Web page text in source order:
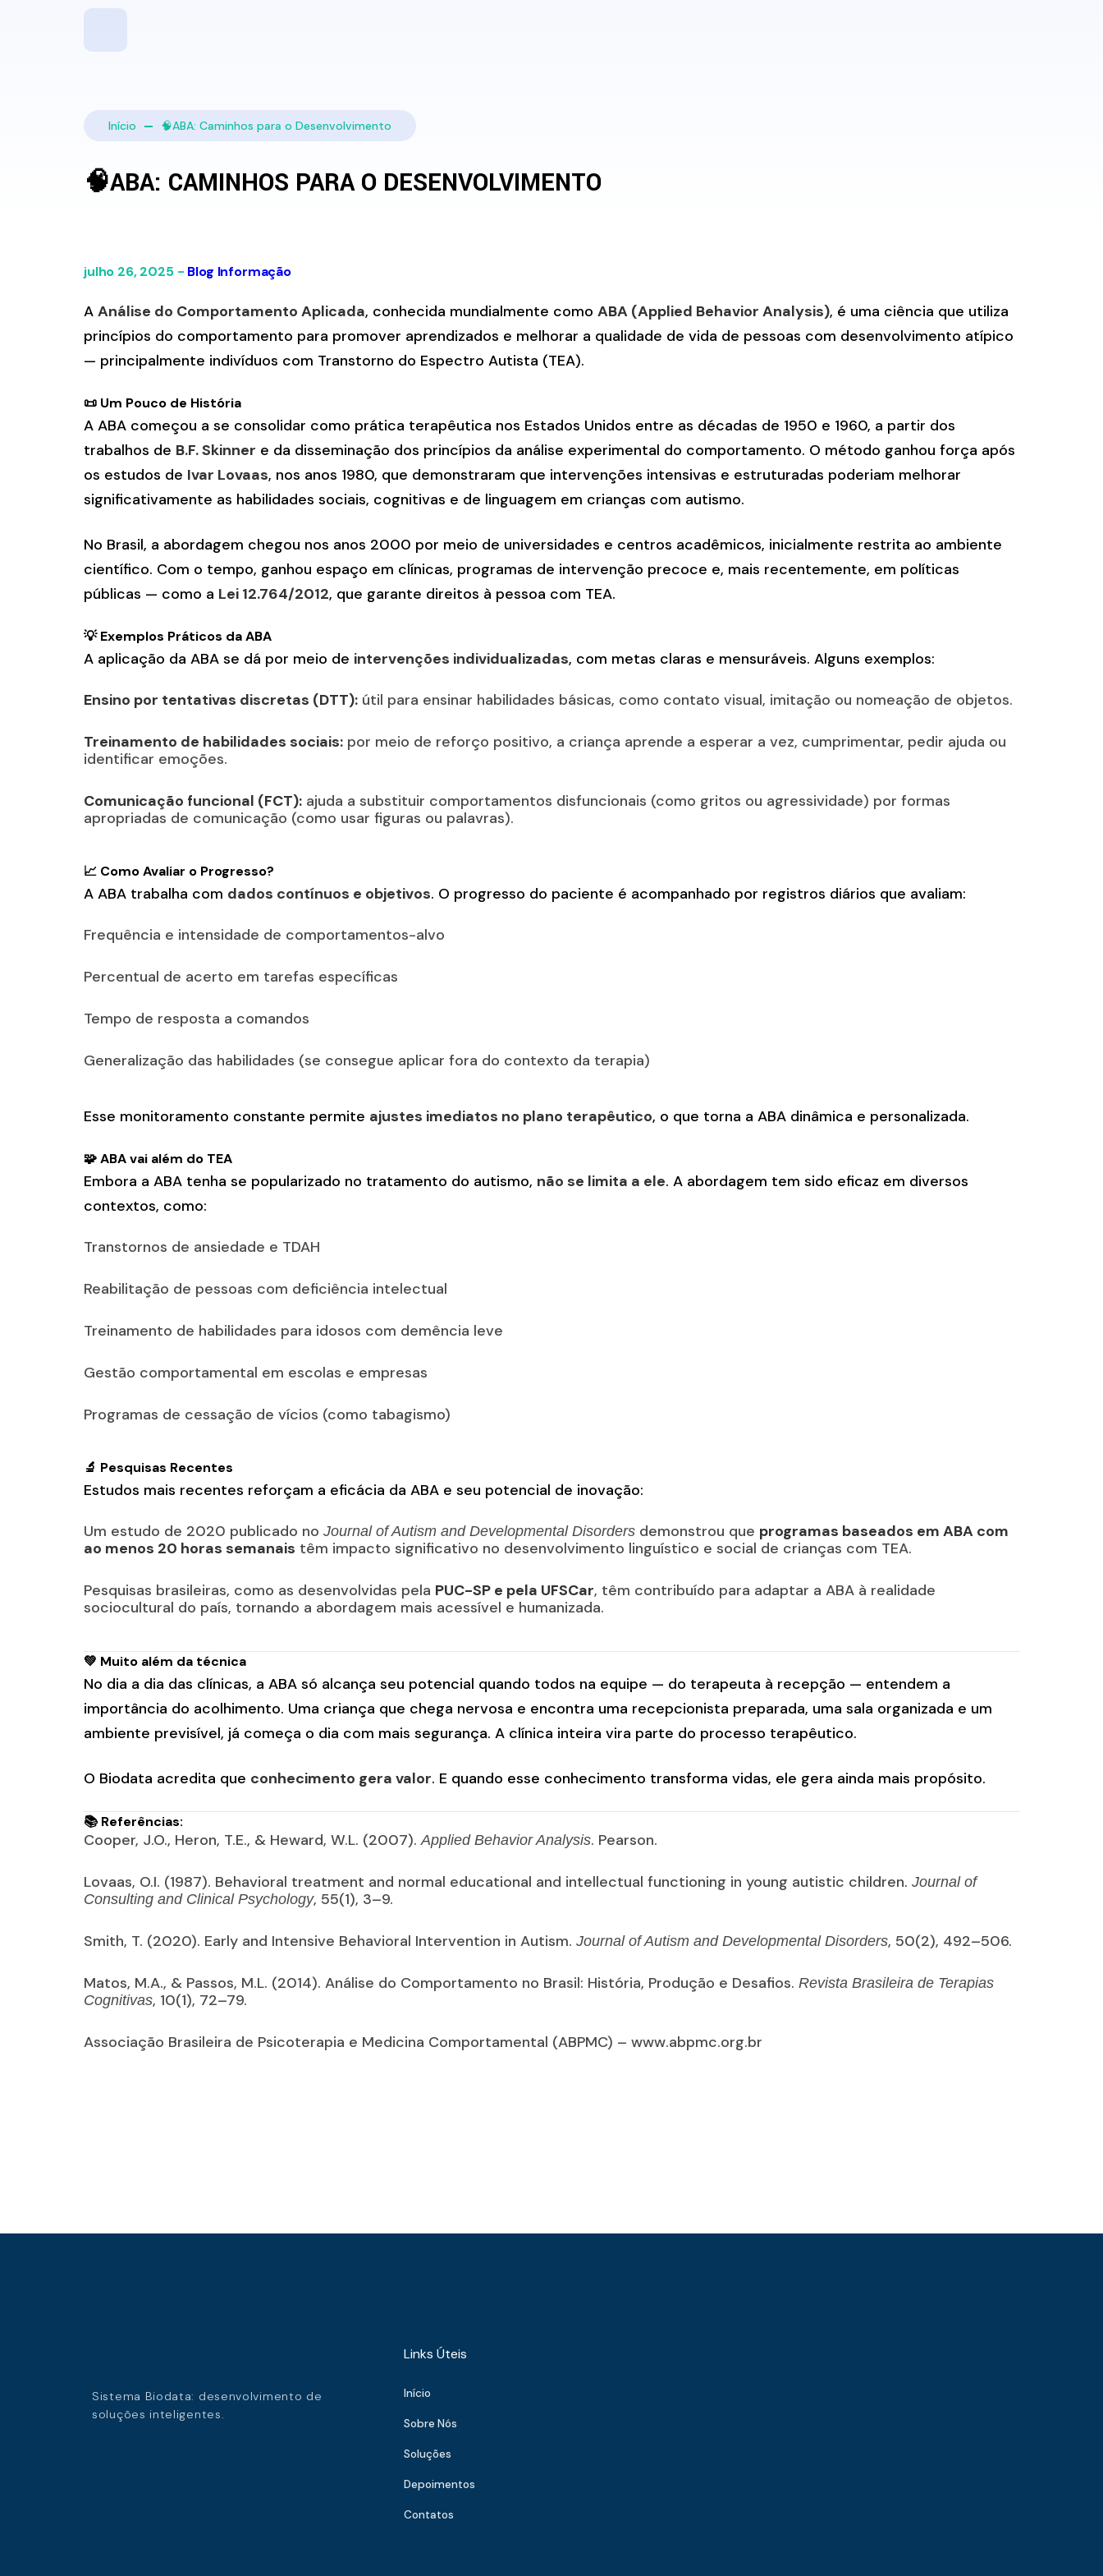
Início 🧠ABA: Caminhos para o Desenvolvimento
🧠ABA: CAMINHOS PARA O DESENVOLVIMENTO
julho 26, 2025 - Blog Informação
A Análise do Comportamento Aplicada, conhecida mundialmente como ABA (Applied Behavior Analysis), é uma ciência que utiliza
princípios do comportamento para promover aprendizados e melhorar a qualidade de vida de pessoas com desenvolvimento atípico
— principalmente indivíduos com Transtorno do Espectro Autista (TEA).
📜 Um Pouco de História
A ABA começou a se consolidar como prática terapêutica nos Estados Unidos entre as décadas de 1950 e 1960, a partir dos
trabalhos de B.F. Skinner e da disseminação dos princípios da análise experimental do comportamento. O método ganhou força após
os estudos de Ivar Lovaas, nos anos 1980, que demonstraram que intervenções intensivas e estruturadas poderiam melhorar
significativamente as habilidades sociais, cognitivas e de linguagem em crianças com autismo.
No Brasil, a abordagem chegou nos anos 2000 por meio de universidades e centros acadêmicos, inicialmente restrita ao ambiente
científico. Com o tempo, ganhou espaço em clínicas, programas de intervenção precoce e, mais recentemente, em políticas
públicas — como a Lei 12.764/2012, que garante direitos à pessoa com TEA.
💡 Exemplos Práticos da ABA
A aplicação da ABA se dá por meio de intervenções individualizadas, com metas claras e mensuráveis. Alguns exemplos:
Ensino por tentativas discretas (DTT): útil para ensinar habilidades básicas, como contato visual, imitação ou nomeação de objetos.
Treinamento de habilidades sociais: por meio de reforço positivo, a criança aprende a esperar a vez, cumprimentar, pedir ajuda ou
identificar emoções.
Comunicação funcional (FCT): ajuda a substituir comportamentos disfuncionais (como gritos ou agressividade) por formas
apropriadas de comunicação (como usar figuras ou palavras).
📈 Como Avaliar o Progresso?
A ABA trabalha com dados contínuos e objetivos. O progresso do paciente é acompanhado por registros diários que avaliam:
Frequência e intensidade de comportamentos-alvo
Percentual de acerto em tarefas específicas
Tempo de resposta a comandos
Generalização das habilidades (se consegue aplicar fora do contexto da terapia)
Esse monitoramento constante permite ajustes imediatos no plano terapêutico, o que torna a ABA dinâmica e personalizada.
🧩 ABA vai além do TEA
Embora a ABA tenha se popularizado no tratamento do autismo, não se limita a ele. A abordagem tem sido eficaz em diversos
contextos, como:
Transtornos de ansiedade e TDAH
Reabilitação de pessoas com deficiência intelectual
Treinamento de habilidades para idosos com demência leve
Gestão comportamental em escolas e empresas
Programas de cessação de vícios (como tabagismo)
🔬 Pesquisas Recentes
Estudos mais recentes reforçam a eficácia da ABA e seu potencial de inovação:
Um estudo de 2020 publicado no Journal of Autism and Developmental Disorders demonstrou que programas baseados em ABA com
ao menos 20 horas semanais têm impacto significativo no desenvolvimento linguístico e social de crianças com TEA.
Pesquisas brasileiras, como as desenvolvidas pela PUC-SP e pela UFSCar, têm contribuído para adaptar a ABA à realidade
sociocultural do país, tornando a abordagem mais acessível e humanizada.
💚 Muito além da técnica
No dia a dia das clínicas, a ABA só alcança seu potencial quando todos na equipe — do terapeuta à recepção — entendem a
importância do acolhimento. Uma criança que chega nervosa e encontra uma recepcionista preparada, uma sala organizada e um
ambiente previsível, já começa o dia com mais segurança. A clínica inteira vira parte do processo terapêutico.
O Biodata acredita que conhecimento gera valor. E quando esse conhecimento transforma vidas, ele gera ainda mais propósito.
📚 Referências:
Cooper, J.O., Heron, T.E., & Heward, W.L. (2007).Applied Behavior Analysis. Pearson.
Lovaas, O.I. (1987). Behavioral treatment and normal educational and intellectual functioning in young autistic children. Journal of
Consulting and Clinical Psychology, 55(1), 3–9.
Smith, T. (2020). Early and Intensive Behavioral Intervention in Autism. Journal of Autism and Developmental Disorders, 50(2), 492–506.
Matos, M.A., & Passos, M.L. (2014). Análise do Comportamento no Brasil: História, Produção e Desafios. Revista Brasileira de Terapias
Cognitivas, 10(1), 72–79.
Associação Brasileira de Psicoterapia e Medicina Comportamental (ABPMC) – www.abpmc.org.br
Sistema Biodata: desenvolvimento de
soluções inteligentes.
Links Úteis
Início
Sobre Nós
Soluções
Depoimentos
Contatos